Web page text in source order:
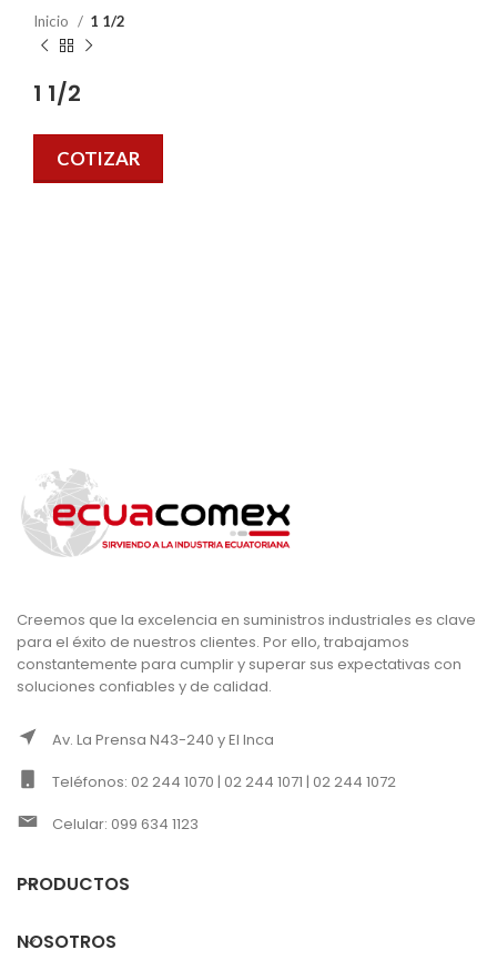
Inicio 1 1/2
1 1/2
COTIZAR
Creemos que la excelencia en suministros industriales es clave
para el éxito de nuestros clientes. Por ello, trabajamos
constantemente para cumplir y superar sus expectativas con
soluciones confiables y de calidad.
Av. La Prensa N43-240 y El Inca
Teléfonos: 02 244 1070 | 02 244 1071 | 02 244 1072
Celular: 099 634 1123
PRODUCTOS
NOSOTROS